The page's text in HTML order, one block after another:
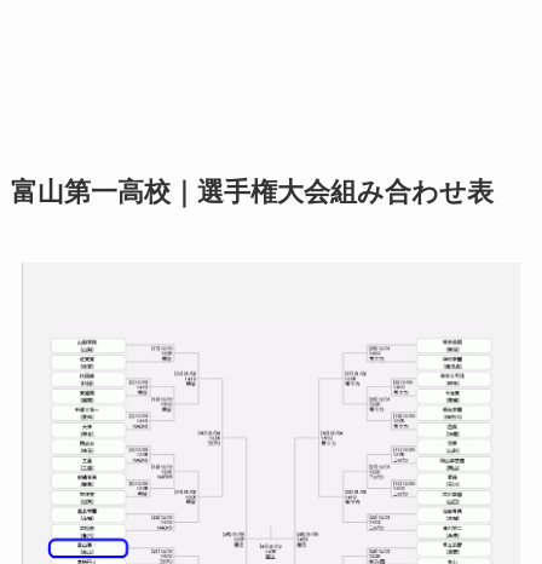
富山第一高校｜選手権大会組み合わせ表